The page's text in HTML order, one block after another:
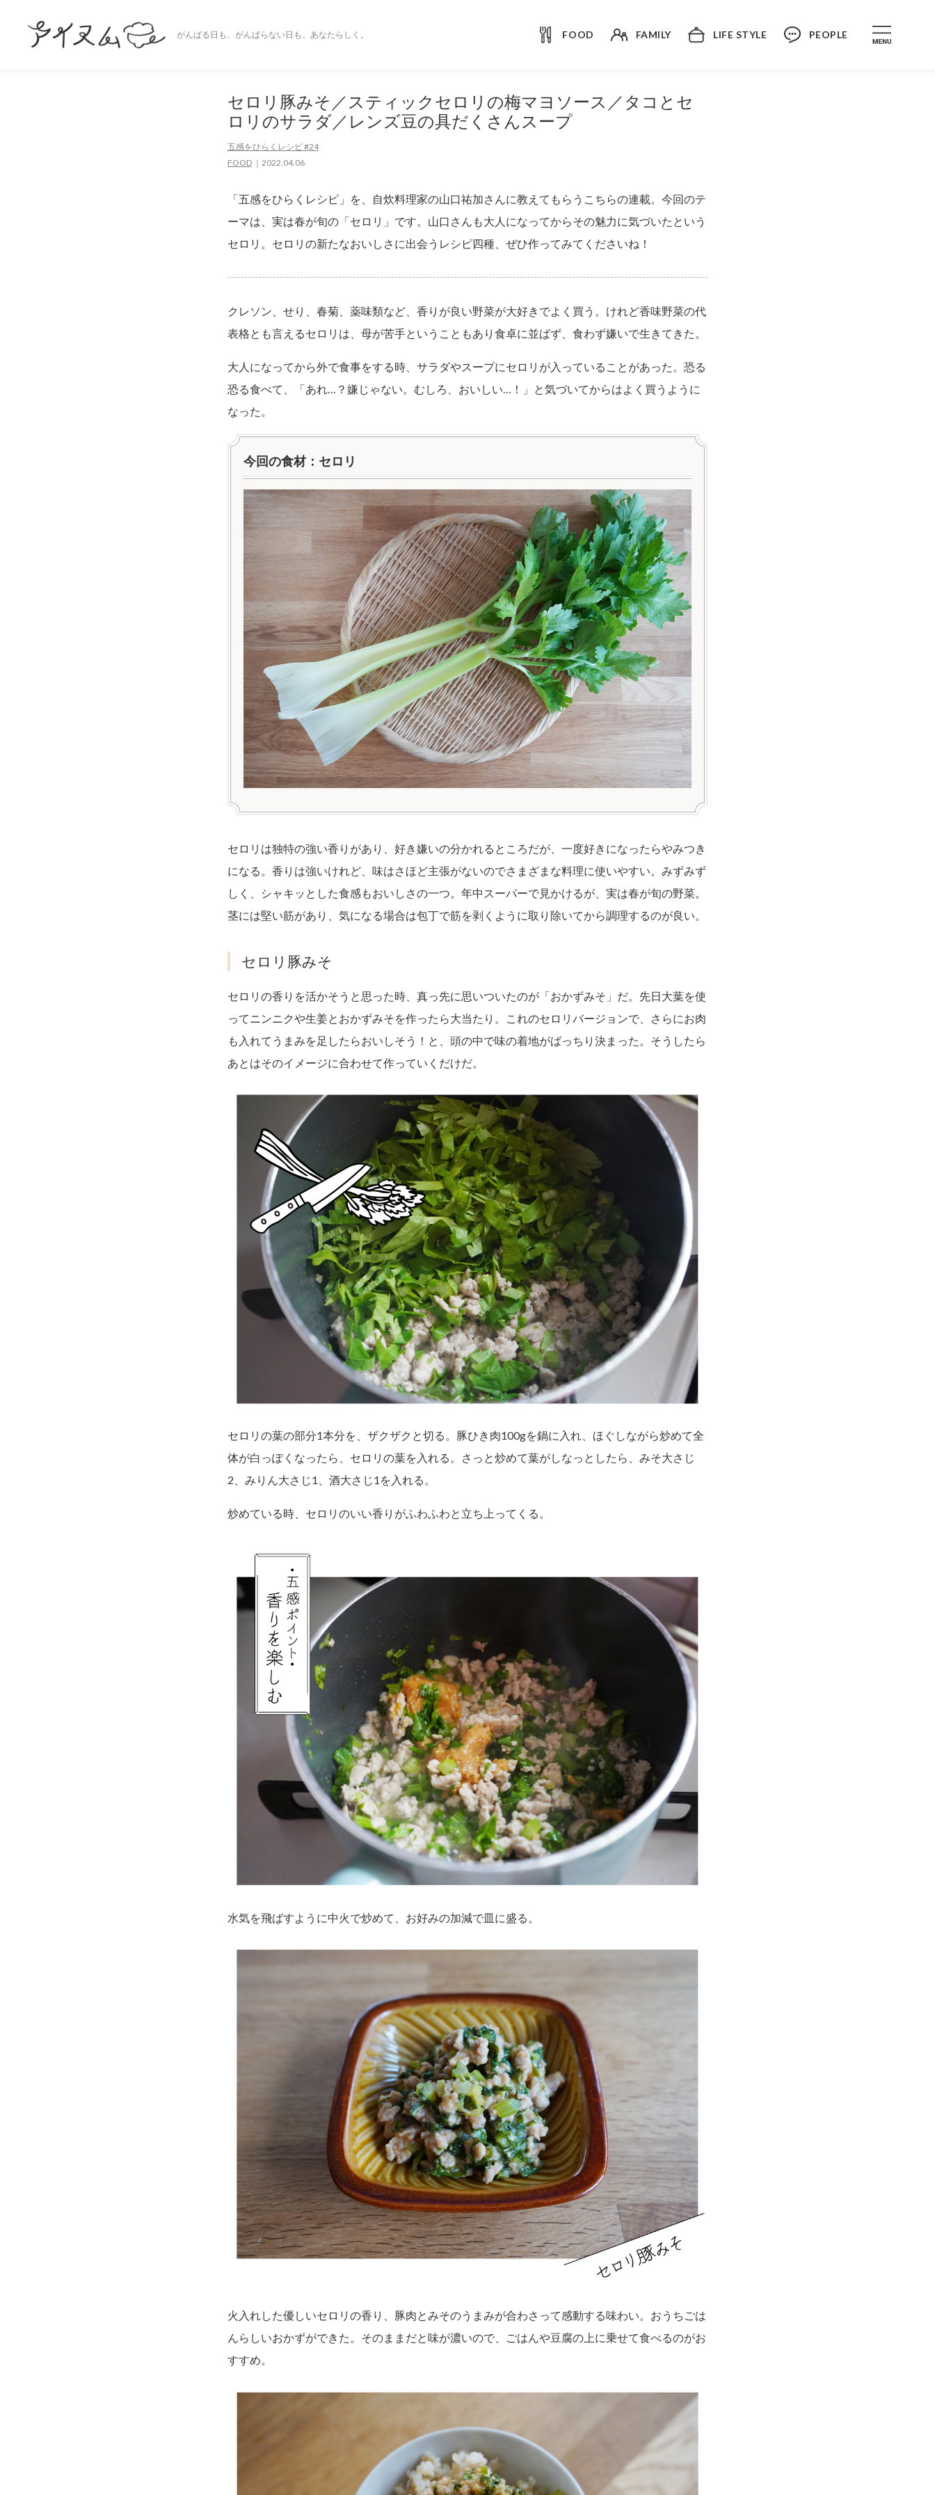
がんばる日も、がんばらない日も、あなたらしく。 FOOD FAMILY LIFE STYLE PEOPLE
セロリ豚みそ／スティックセロリの梅マヨソース／タコとセ
ロリのサラダ／レンズ豆の具だくさんスープ
五感をひらくレシピ #24
FOOD
2022.04.06
「五感をひらくレシピ」を、自炊料理家の山口祐加さんに教えてもらうこちらの連載。今回のテ
ーマは、実は春が旬の「セロリ」です。山口さんも大人になってからその魅力に気づいたという
セロリ。セロリの新たなおいしさに出会うレシピ四種、ぜひ作ってみてくださいね！
クレソン、せり、春菊、薬味類など、香りが良い野菜が大好きでよく買う。けれど香味野菜の代
表格とも言えるセロリは、母が苦手ということもあり食卓に並ばず、食わず嫌いで生きてきた。
大人になってから外で食事をする時、サラダやスープにセロリが入っていることがあった。恐る
恐る食べて、「あれ…？嫌じゃない。むしろ、おいしい…！」と気づいてからはよく買うように
なった。
今回の食材：セロリ
セロリは独特の強い香りがあり、好き嫌いの分かれるところだが、一度好きになったらやみつき
になる。香りは強いけれど、味はさほど主張がないのでさまざまな料理に使いやすい。みずみず
しく、シャキッとした食感もおいしさの一つ。年中スーパーで見かけるが、実は春が旬の野菜。
茎には堅い筋があり、気になる場合は包丁で筋を剥くように取り除いてから調理するのが良い。
セロリ豚みそ
セロリの香りを活かそうと思った時、真っ先に思いついたのが「おかずみそ」だ。先日大葉を使
ってニンニクや生姜とおかずみそを作ったら大当たり。これのセロリバージョンで、さらにお肉
も入れてうまみを足したらおいしそう！と、頭の中で味の着地がばっちり決まった。そうしたら
あとはそのイメージに合わせて作っていくだけだ。
セロリの葉の部分1本分を、ザクザクと切る。豚ひき肉100gを鍋に入れ、ほぐしながら炒めて全
体が白っぽくなったら、セロリの葉を入れる。さっと炒めて葉がしなっとしたら、みそ大さじ
2、みりん大さじ1、酒大さじ1を入れる。
炒めている時、セロリのいい香りがふわふわと立ち上ってくる。
水気を飛ばすように中火で炒めて、お好みの加減で皿に盛る。
火入れした優しいセロリの香り、豚肉とみそのうまみが合わさって感動する味わい。おうちごは
んらしいおかずができた。そのままだと味が濃いので、ごはんや豆腐の上に乗せて食べるのがお
すすめ。